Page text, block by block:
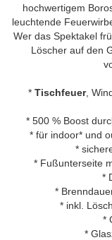
hochwertigem
leuchtende
Wer das Spektakel
Löscher auf den
* Tischfeuer,
* 500 % Boost
* für indoor* und
*
* Fußunterseite
*
*
* inkl.
*
*